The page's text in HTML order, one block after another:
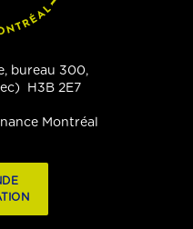
bureau 300,
H3B 2E7
Montréal